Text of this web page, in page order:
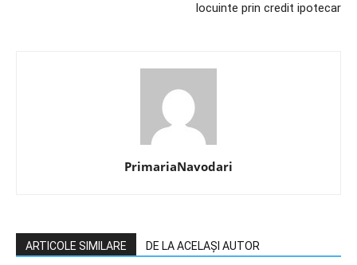
locuinte prin credit ipotecar
PrimariaNavodari
ARTICOLE SIMILARE DE LA ACELAȘI AUTOR